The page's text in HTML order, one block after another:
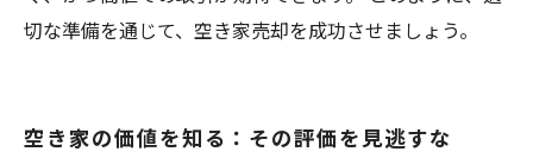
切な準備を通じて、空き家売却を成功させましょう。
空き家の価値を知る：その評価を見逃すな